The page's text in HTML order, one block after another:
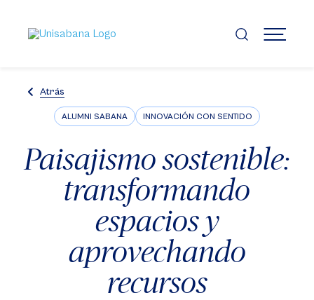
contenido
principal
MENÚ
Atrás
ALUMNI SABANA INNOVACIÓN CON SENTIDO
Paisajismo sostenible:
transformando
espacios y
aprovechando
recursos